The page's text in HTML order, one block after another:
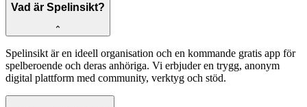
Vad är Spelinsikt?
⌃
Spelinsikt är en ideell organisation och en kommande gratis app för
spelberoende och deras anhöriga. Vi erbjuder en trygg, anonym
digital plattform med community, verktyg och stöd.